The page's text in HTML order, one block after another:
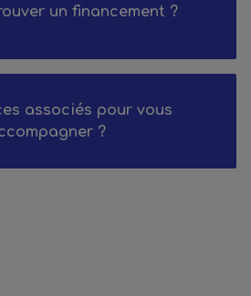
un financement ?
associés pour vous
?